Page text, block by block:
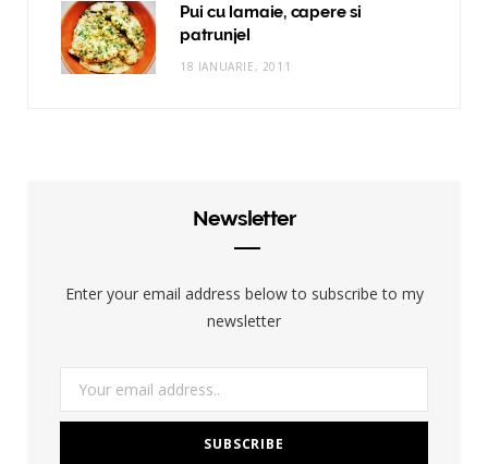
Pui cu lamaie, capere si
patrunjel
18 IANUARIE, 2011
Newsletter
Enter your email address below to subscribe to my
newsletter